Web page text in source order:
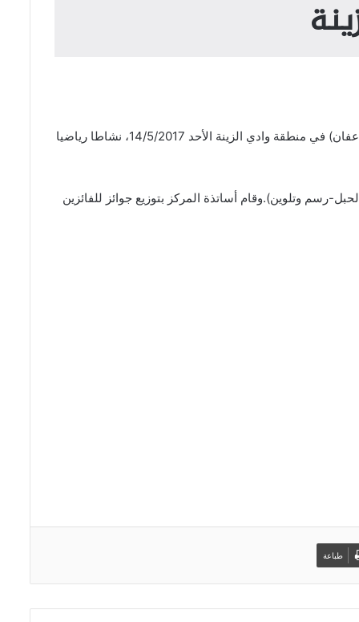
ضمن فعاليات الحملة الدولية للحفاظ على الهوية الفلسطينية (انتماء) نظمت وقفية القبلة الأولى لتحفيظ القرآن الكريم (مركز عثمان بن عفان) في منطقة وادي الزينة الأحد 14/5/2017، نشاطا رياضيا
سباق جري-شد الحبل-رسم وتلوين).وقام أساتذة المركز بتوزيع جوائز للفائزين
طباعة